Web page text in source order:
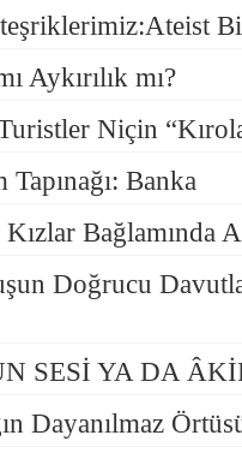
Aykırılık mı?
Niçin
Banka
Bağlamında
Doğrucu
SESİ YA DA
Dayanılmaz